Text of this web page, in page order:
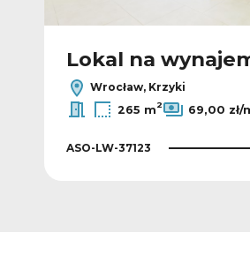
Lokal na
Wrocław, Krzyki
265 m2 69,00 zł/
ASO-LW-37123